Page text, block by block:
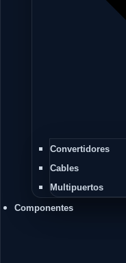
Convertidores
Cables
Multipuertos
Componentes